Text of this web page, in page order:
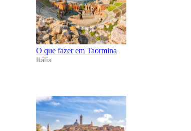
O que fazer em Taormina
Itália